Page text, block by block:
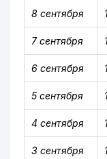
8 сентября
7 сентября
6 сентября
5 сентября
4 сентября
3 сентября